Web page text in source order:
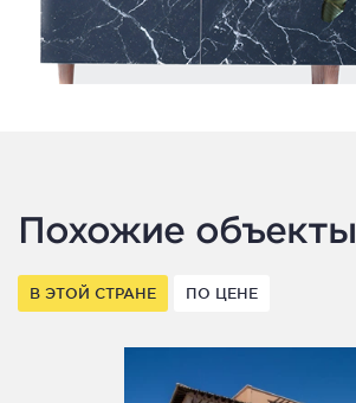
Похожие объекты
В ЭТОЙ СТРАНЕ ПО ЦЕНЕ